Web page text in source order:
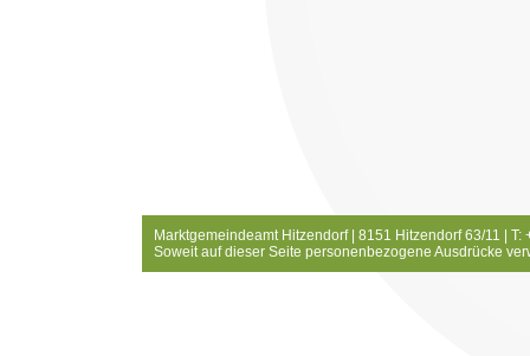
Marktgemeindeamt Hitzendorf | 8151 Hitzendorf 63/11 |
Soweit auf dieser Seite personenbezogene Ausdrücke